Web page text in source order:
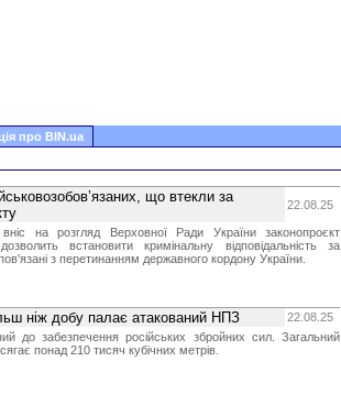
про BIN.ua
що втекли за
22.08.25
вніс на розгляд Верховної Ради України законопроєкт
встановити кримінальну відповідальність за
з перетинанням державного кордону України.
ніж добу палає атакований НПЗ
22.08.25
до забезпечення російських збройних сил. Загальний
понад 210 тисяч кубічних метрів.